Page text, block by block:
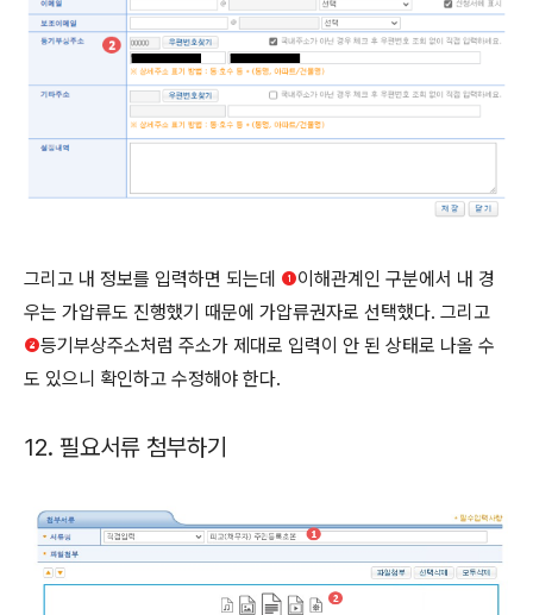
그리고 내 정보를 입력하면 되는데 ❶이해관계인 구분에서 내 경
우는 가압류도 진행했기 때문에 가압류권자로 선택했다. 그리고
❷등기부상주소처럼 주소가 제대로 입력이 안 된 상태로 나올 수
도 있으니 확인하고 수정해야 한다.
12. 필요서류 첨부하기